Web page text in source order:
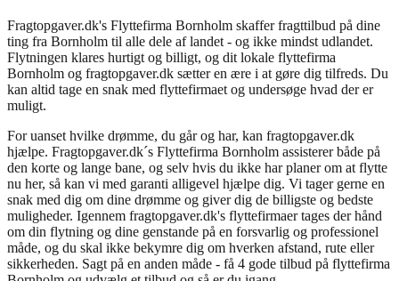
Fragtopgaver.dk's Flyttefirma Bornholm skaffer fragttilbud på dine
ting fra Bornholm til alle dele af landet - og ikke mindst udlandet.
Flytningen klares hurtigt og billigt, og dit lokale flyttefirma
Bornholm og fragtopgaver.dk sætter en ære i at gøre dig tilfreds. Du
kan altid tage en snak med flyttefirmaet og undersøge hvad der er
muligt.
For uanset hvilke drømme, du går og har, kan fragtopgaver.dk
hjælpe. Fragtopgaver.dk´s Flyttefirma Bornholm assisterer både på
den korte og lange bane, og selv hvis du ikke har planer om at flytte
nu her, så kan vi med garanti alligevel hjælpe dig. Vi tager gerne en
snak med dig om dine drømme og giver dig de billigste og bedste
muligheder. Igennem fragtopgaver.dk's flyttefirmaer tages der hånd
om din flytning og dine genstande på en forsvarlig og professionel
måde, og du skal ikke bekymre dig om hverken afstand, rute eller
sikkerheden. Sagt på en anden måde - få 4 gode tilbud på flyttefirma